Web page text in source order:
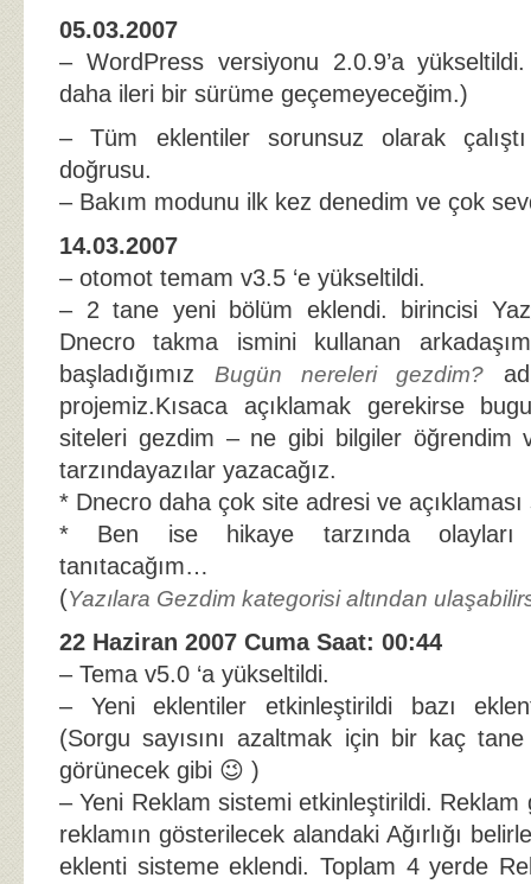
05.03.2007
– WordPress versiyonu 2.0.9’a
daha ileri bir sürüme geçemeyeceğim.)
– Tüm eklentiler sorunsuz olarak
doğrusu.
– Bakım modunu ilk kez denedim ve çok
14.03.2007
– otomot temam v3.5 ‘e yükseltildi.
– 2 tane yeni bölüm eklendi. birincisi
Dnecro takma ismini kullanan
başladığımız Bugün nereleri gezdim?
projemiz.Kısaca açıklamak gerekirse
siteleri gezdim – ne gibi bilgiler öğrendim
tarzındayazılar yazacağız.
* Dnecro daha çok site adresi ve açıklaması
* Ben ise hikaye tarzında olayları
tanıtacağım…
(Yazılara Gezdim kategorisi altından
22 Haziran 2007 Cuma Saat: 00:44
– Tema v5.0 ‘a yükseltildi.
– Yeni eklentiler etkinleştirildi bazı
(Sorgu sayısını azaltmak için bir kaç
görünecek gibi 😉 )
– Yeni Reklam sistemi etkinleştirildi. Reklam
reklamın gösterilecek alandaki Ağırlığı
eklenti sisteme eklendi. Toplam 4 yerde